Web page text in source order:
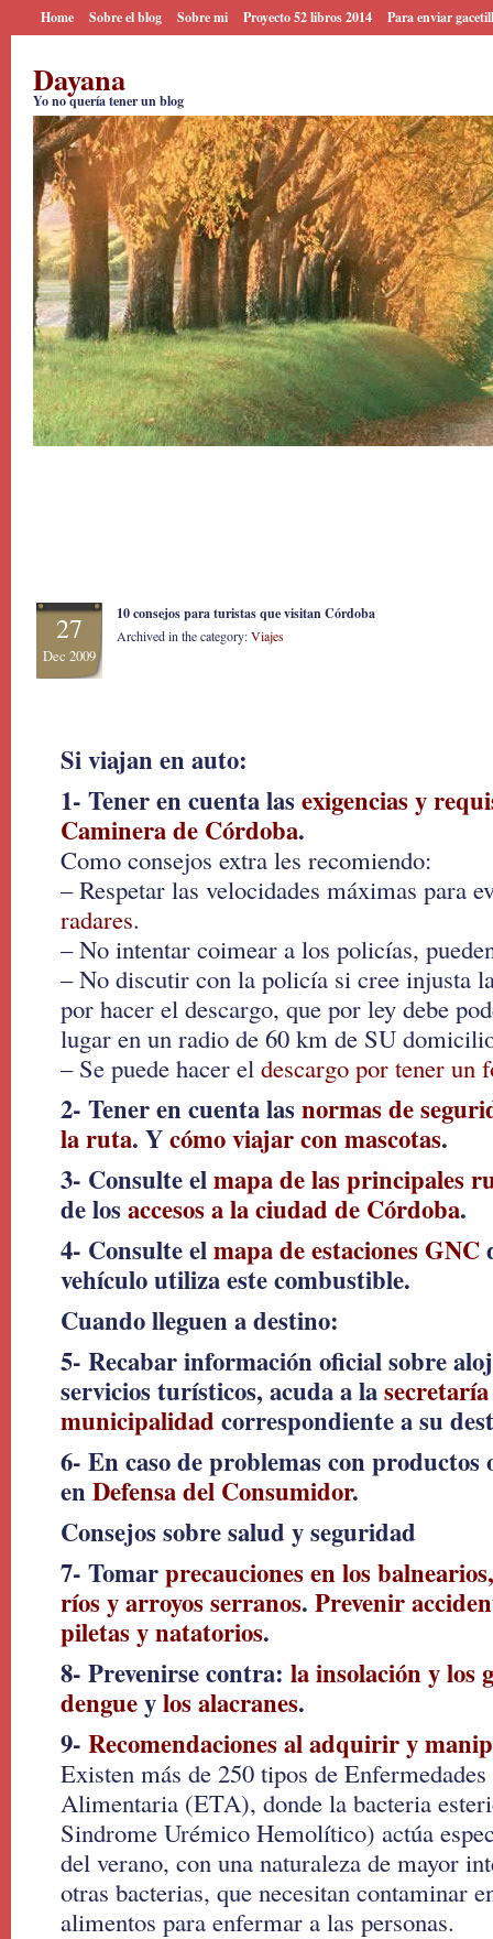
Home Sobre el blog Sobre mi Proyecto 52 libros 2014 Para enviar
Dayana
Yo no quería tener un blog
27
Dec 2009
10 consejos para turistas que visitan Córdoba
Archived in the category:Viajes
Si viajan en auto:
1- Tener en cuenta lasexigencias y
Caminera de Córdoba.
Como consejos extra les recomiendo:
– Respetar las velocidades máximas para
radares.
– No intentar coimear a los policías,
– No discutir con la policía si cree injusta
por hacer el descargo, que por ley debe
lugar en un radio de 60 km de SU
– Se puede hacer el descargo por tener un
2- Tener en cuenta lasnormas de
la ruta. Ycómo viajar con mascotas.
3- Consulte elmapa de las principales
de losaccesos a la ciudad de Córdoba.
4- Consulte elmapa de estaciones GNC
vehículo utiliza este combustible.
Cuando lleguen a destino:
5- Recabar información oficial sobre
servicios turísticos, acuda a la
municipalidad correspondiente a su
6- En caso de problemas con productos
enDefensa del Consumidor.
Consejos sobre salud y seguridad
7- Tomarprecauciones en los
ríos y arroyos serranos. Prevenir
piletas y natatorios.
8- Prevenirse contra: la insolación y los
dengueylos alacranes.
9- Recomendaciones al adquirir y
Existen más de 250 tipos de
Alimentaria (ETA), donde la bacteria
Sindrome Urémico Hemolítico) actúa
del verano, con una naturaleza de mayor
otras bacterias, que necesitan contaminar
alimentos para enfermar a las personas.